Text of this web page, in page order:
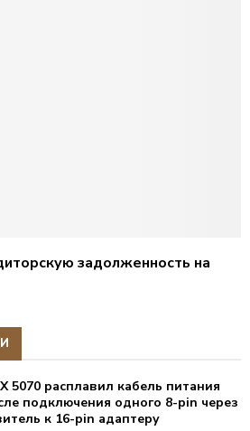
задолженность на
5070 расплавил кабель питания
подключения одного 8-pin через
к 16-pin адаптеру